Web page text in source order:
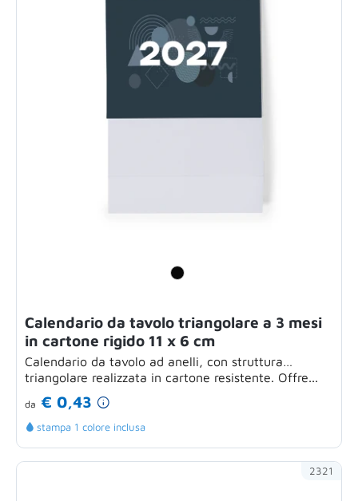
Calendario da tavolo triangolare a 3 mesi
in cartone rigido 11 x 6 cm
Calendario da tavolo ad anelli, con struttura
triangolare realizzata in cartone resistente. Offre...
da € 0,43
stampa 1 colore inclusa
2321